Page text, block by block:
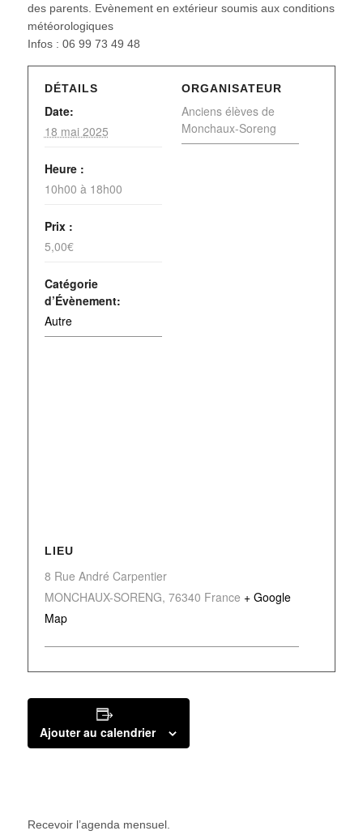
des parents. Evènement en extérieur soumis aux conditions
météorologiques
Infos : 06 99 73 49 48
DÉTAILS
Date:
18 mai 2025
Heure :
10h00 à 18h00
Prix :
5,00€
Catégorie
d’Évènement:
Autre
ORGANISATEUR
Anciens élèves de
Monchaux-Soreng
LIEU
8 Rue André Carpentier
MONCHAUX-SORENG, 76340 France + Google
Map
Ajouter au calendrier
Recevoir l’agenda mensuel.